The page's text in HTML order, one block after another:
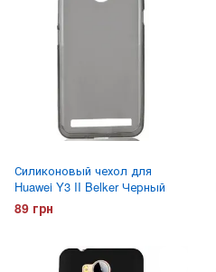
Силиконовый чехол для
Huawei Y3 II Belker Черный
89 грн